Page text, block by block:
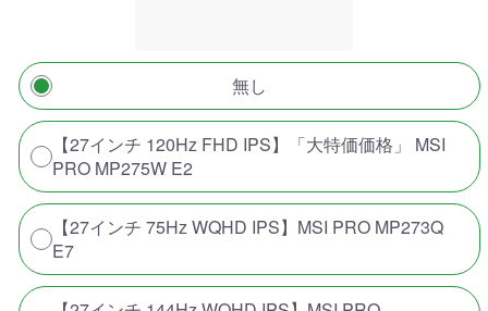
無し
【27インチ 120Hz FHD IPS】「大特価価格」 MSI
PRO MP275W E2
【27インチ 75Hz WQHD IPS】MSI PRO MP273Q
E7